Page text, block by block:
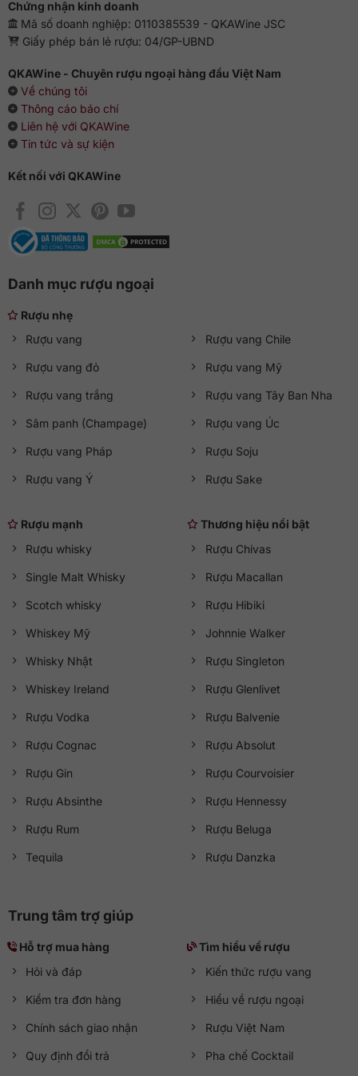
trực tiếp.
Chứng nhận kinh doanh
Mã số doanh nghiệp: 0110385539 - QKAWine JSC
Giấy phép bán lẻ rượu: 04/GP-UBND
QKAWine - Chuyên rượu ngoại hàng đầu Việt Nam
Về chúng tôi
Thông cáo báo chí
Liên hệ với QKAWine
Tin tức và sự kiện
Kết nối với QKAWine
Danh mục rượu ngoại
Rượu nhẹ
Rượu vang
Rượu vang đỏ
Rượu vang trắng
Sâm panh (Champage)
Rượu vang Pháp
Rượu vang Ý
Rượu vang Chile
Rượu vang Mỹ
Rượu vang Tây Ban Nha
Rượu vang Úc
Rượu Soju
Rượu Sake
Rượu mạnh
Rượu whisky
Single Malt Whisky
Scotch whisky
Whiskey Mỹ
Whisky Nhật
Whiskey Ireland
Rượu Vodka
Rượu Cognac
Rượu Gin
Rượu Absinthe
Rượu Rum
Tequila
Thương hiệu nổi bật
Rượu Chivas
Rượu Macallan
Rượu Hibiki
Johnnie Walker
Rượu Singleton
Rượu Glenlivet
Rượu Balvenie
Rượu Absolut
Rượu Courvoisier
Rượu Hennessy
Rượu Beluga
Rượu Danzka
Trung tâm trợ giúp
Hỗ trợ mua hàng
Hỏi và đáp
Kiểm tra đơn hàng
Chính sách giao nhận
Quy định đổi trả
Tìm hiểu về rượu
Kiến thức rượu vang
Hiểu về rượu ngoại
Rượu Việt Nam
Pha chế Cocktail